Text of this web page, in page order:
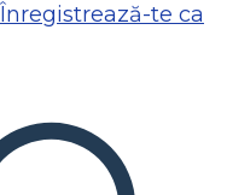
Înregistrează-te ca